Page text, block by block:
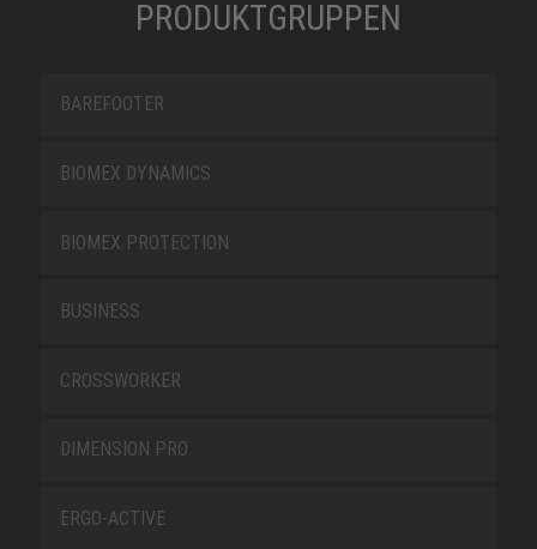
PRODUKTGRUPPEN
BAREFOOTER
BIOMEX DYNAMICS
BIOMEX PROTECTION
BUSINESS
CROSSWORKER
DIMENSION PRO
ERGO-ACTIVE